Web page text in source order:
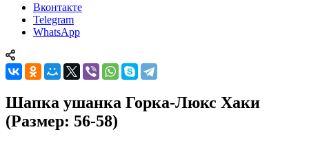
Вконтакте
Telegram
WhatsApp
Шапка ушанка Горка-Люкс Хаки
(Размер: 56-58)